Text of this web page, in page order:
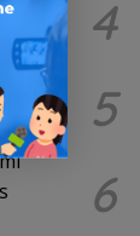
4
5
6